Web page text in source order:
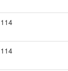
114
114